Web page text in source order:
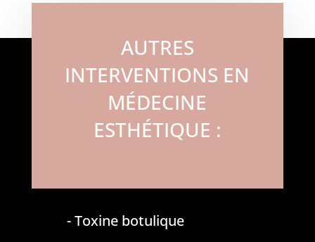
AUTRES
INTERVENTIONS EN
MÉDECINE
ESTHÉTIQUE :
- Toxine botulique